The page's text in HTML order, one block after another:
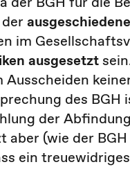
im
ausgesetzt
des BGH
der
aber (wie der
ein